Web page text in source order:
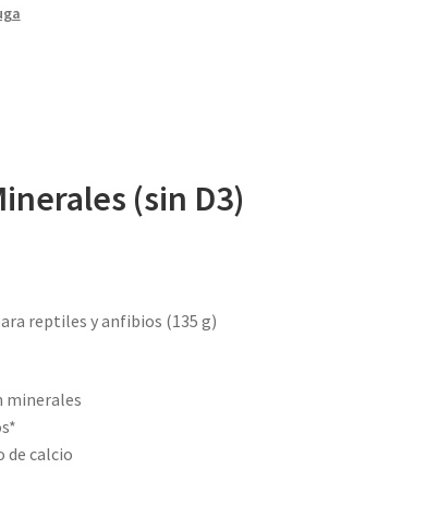
(sin D3)
reptiles y anfibios (135 g)
minerales
de calcio